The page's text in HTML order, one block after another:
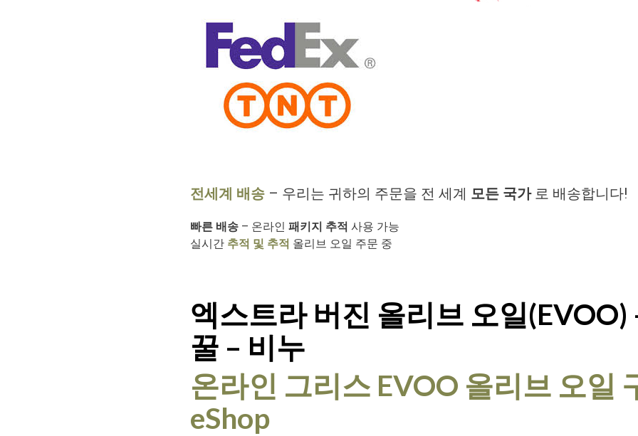
전세계 배송 – 우리는 귀하의 주문을 전 세계 모든 국가로 배송합니다!
빠른 배송 – 온라인패키지 추적 사용 가능
실시간 추적 및 추적 올리브 오일 주문 중
엑스트라 버진 올리브 오일(EVOO)
꿀 – 비누
온라인 그리스 EVOO 올리브 오일
eShop